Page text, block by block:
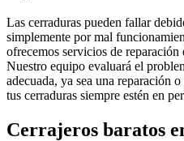
Las cerraduras pueden fallar
simplemente por mal
ofrecemos servicios de
Nuestro equipo evaluará el
adecuada, ya sea una reparación
tus cerraduras siempre estén en
Cerrajeros baratos